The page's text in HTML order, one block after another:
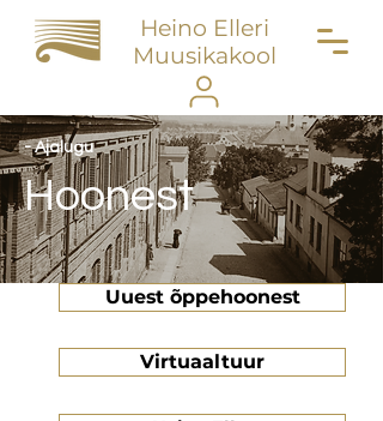
Heino Elleri
Muusikakool
- Ajalugu
Hoonest
Uuest õppehoonest
Virtuaaltuur